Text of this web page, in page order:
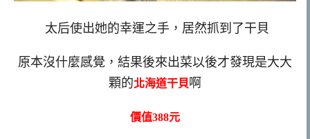
太后使出她的幸運之手，居然抓到了干貝
原本沒什麼感覺，結果後來出菜以後才發現是大大
顆的北海道干貝啊
價值388元